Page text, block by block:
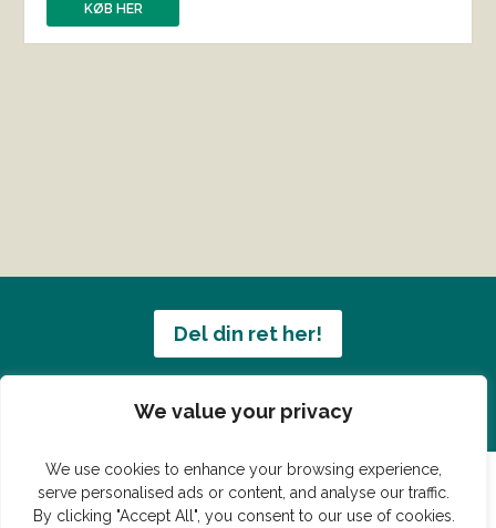
We value your privacy
We use cookies to enhance your browsing experience,
serve personalised ads or content, and analyse our traffic.
By clicking "Accept All", you consent to our use of cookies.
KØB HER
Del din ret her!
Har du en konge ret du vil dele?
© Vildmedmad.dk 2019. God og nem mad!